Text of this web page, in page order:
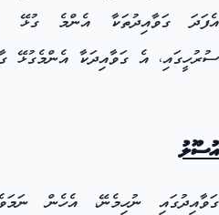
އެފަދަ ގަވާއިދުތަކާ އެންމެ
ސުރުހީގައި، އެ ގަވާއިދަކާ އެންމެގުޅޭ
އުސޫލު
ގަވާއިދުގައި ނުހިމެނޭ، އެހެން